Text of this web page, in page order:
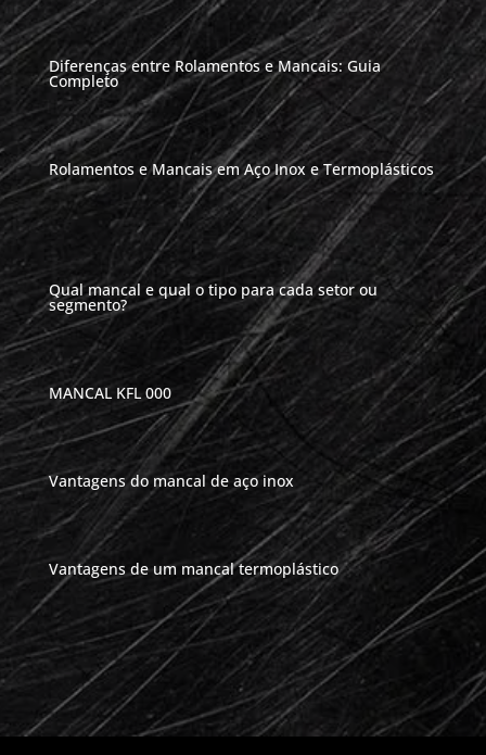
Diferenças entre Rolamentos e Mancais: Guia
Completo
Rolamentos e Mancais em Aço Inox e Termoplásticos
Qual mancal e qual o tipo para cada setor ou
segmento?
MANCAL KFL 000
Vantagens do mancal de aço inox
Vantagens de um mancal termoplástico